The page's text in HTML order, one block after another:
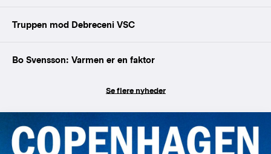
Truppen mod Debreceni VSC
Bo Svensson: Varmen er en faktor
Se flere nyheder